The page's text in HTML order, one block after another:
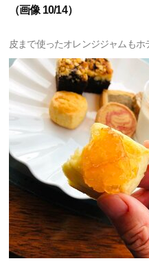
（画像 10/14）
皮まで使ったオレンジジャムもホ